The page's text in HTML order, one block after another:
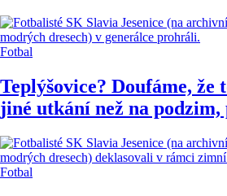
Fotbal
Teplýšovice? Doufáme, že
jiné utkání než na podzim,
Fotbal